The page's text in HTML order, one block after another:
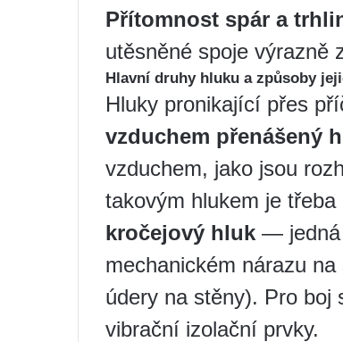
Přítomnost spár a
utěsněné spoje výrazně
Hlavní druhy hluku a způsoby
Hluky pronikající přes
vzduchem přenášený
vzduchem, jako jsou
takovým hlukem je
kročejový hluk — jedná
mechanickém nárazu
údery na stěny). Pro boj
vibrační izolační prvky.